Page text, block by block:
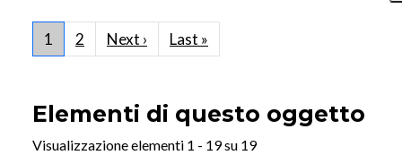
1 2 Next › Pagina successiva
Last »
Elementi di questo oggetto
Visualizzazione elementi 1 - 19 su 19